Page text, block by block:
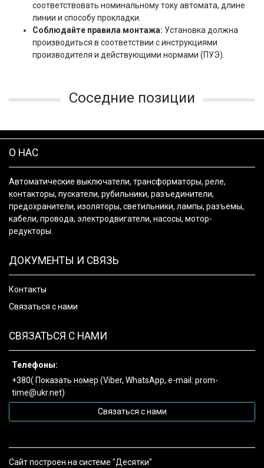
соответствовать номинальному току автомата, длине
линии и способу прокладки.
Соблюдайте правила монтажа: Установка должна
производиться в соответствии с инструкциями
производителя и действующими нормами (ПУЭ).
Соседние позиции
О НАС
Автоматические выключатели, трансформаторы, реле,
контакторы, пускатели, рубильники, разъединители,
предохранители, изоляторы, светильники, лампы, разъемы,
кабели, провода, электродвигатели, насосы, мотор-
редукторы.
ДОКУМЕНТЫ И СВЯЗЬ
Контакты
Связаться с нами
СВЯЗАТЬСЯ С НАМИ
Телефоны:
+380( Показать номер (Viber, WhatsApp, e-mail: prom-
time@ukr.net)
Связаться с нами
Сайт построен на системе "Десятки"